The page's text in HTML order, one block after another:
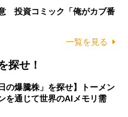
投資コミック「俺がカブ番
一覧を見る
探せ！
の爆騰株」を探せ】トーメン
を通じて世界のAIメモリ需